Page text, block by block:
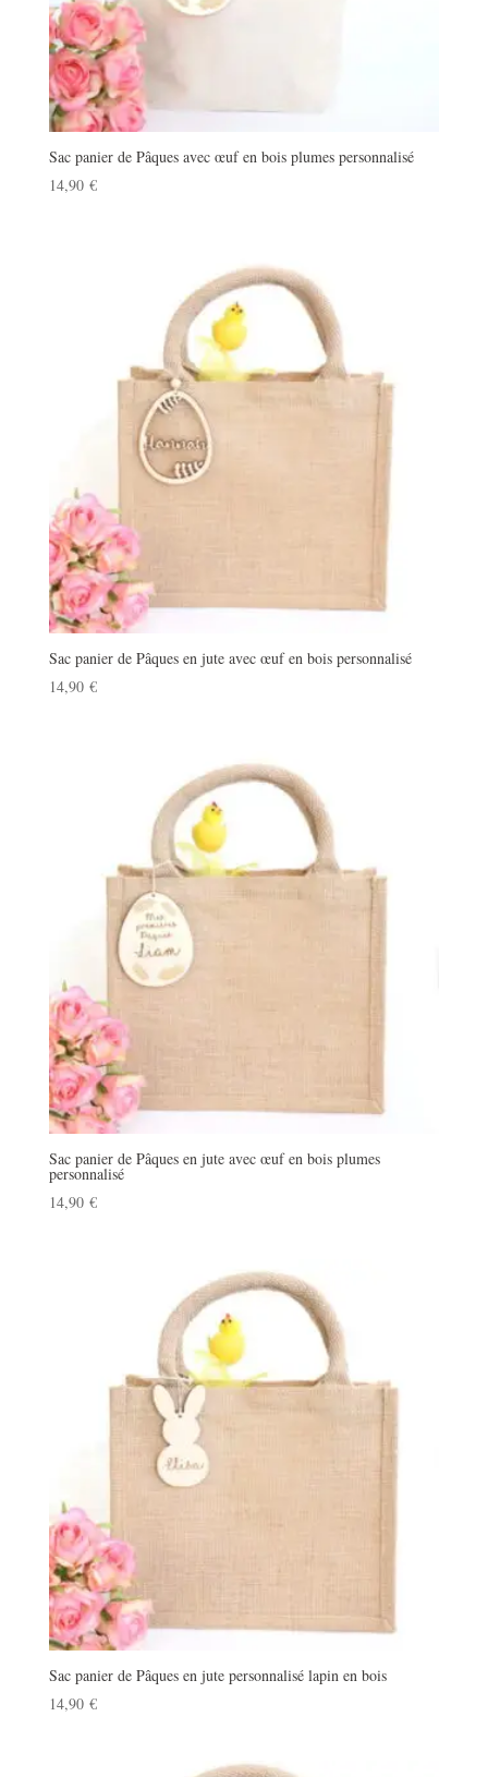
Sac panier de Pâques avec œuf en bois plumes personnalisé
14,90 €
Sac panier de Pâques en jute avec œuf en bois personnalisé
14,90 €
Sac panier de Pâques en jute avec œuf en bois plumes
personnalisé
14,90 €
Sac panier de Pâques en jute personnalisé lapin en bois
14,90 €